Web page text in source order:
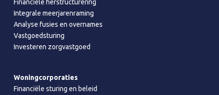
Financiële herstructurering
Integrale meerjarenraming
Analyse fusies en overnames
Vastgoedsturing
Investeren zorgvastgoed
Woningcorporaties
Financiële sturing en beleid